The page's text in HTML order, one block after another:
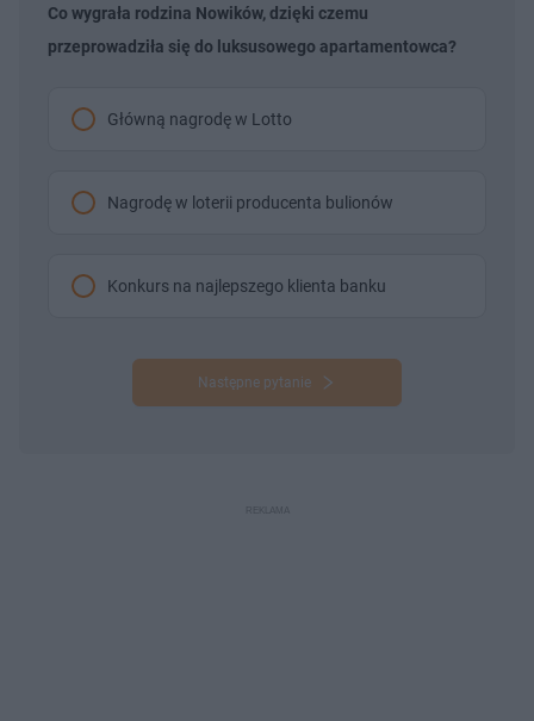
Co wygrała rodzina Nowików, dzięki czemu
przeprowadziła się do luksusowego apartamentowca?
Główną nagrodę w Lotto
Nagrodę w loterii producenta bulionów
Konkurs na najlepszego klienta banku
Następne pytanie